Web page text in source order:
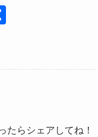
共
たらシェアしてね！